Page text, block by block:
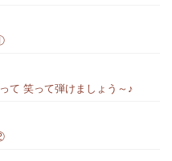
て 笑って弾けましょう～♪